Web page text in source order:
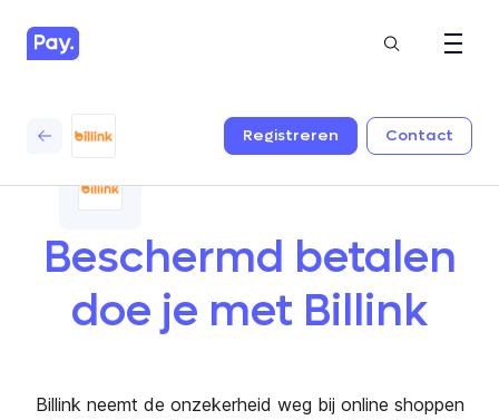
Registreren Contact
Beschermd betalen
doe je met Billink
Billink neemt de onzekerheid weg bij online shoppen